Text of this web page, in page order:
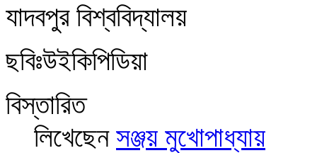
যাদবপুর বিশ্ববিদ্যালয়
ছবিঃউইকিপিডিয়া
বিস্তারিত
লিখেছেন সঞ্জয় মুখোপাধ্যায়